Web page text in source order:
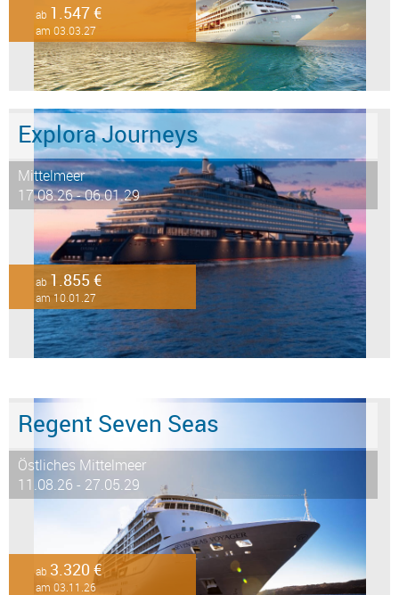
ab 1.547 €
am 03.03.27
Explora Journeys
Mittelmeer
17.08.26 - 06.01.29
ab 1.855 €
am 10.01.27
Regent Seven Seas
Östliches Mittelmeer
11.08.26 - 27.05.29
ab 3.320 €
am 03.11.26